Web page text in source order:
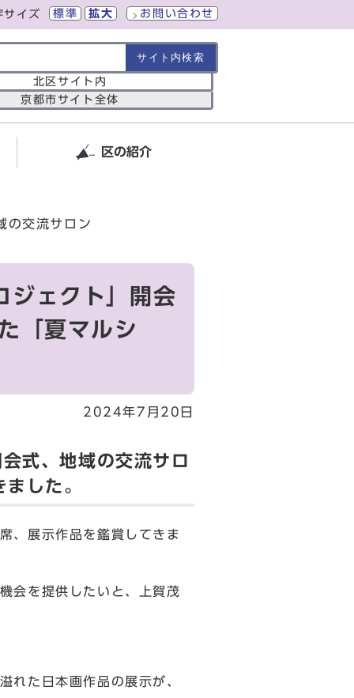
サイズ 標準 拡大 お問い合わせ
北区サイト内
京都市サイト全体
区の紹介
の交流サロン
ジェクト」開会
「夏マルシ
2024年7月20日
式、地域の交流サロ
した。
、展示作品を鑑賞してきま
会を提供したいと、上賀茂
た日本画作品の展示が、